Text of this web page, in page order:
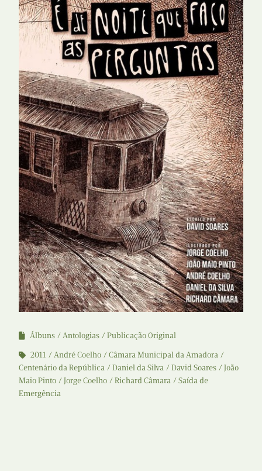
Álbuns Antologias
Publicação Original
2011
André Coelho
Câmara Municipal da Amadora
Centenário da República
Daniel da Silva David Soares
João
Maio Pinto
Jorge Coelho Richard Câmara
Saída de
Emergência